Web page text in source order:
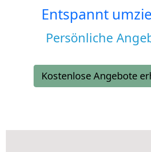
Entspannt
Persönliche
Kostenlose Angebote